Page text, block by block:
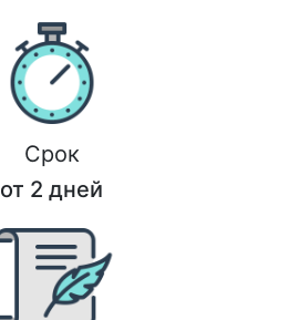
Срок
от 2 дней